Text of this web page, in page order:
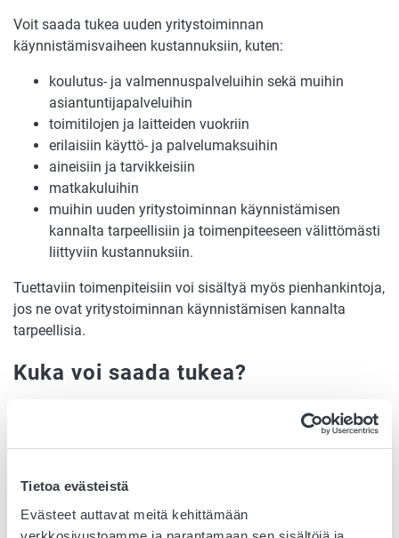
Tietoa evästeistä
Evästeet auttavat meitä kehittämään
Voit saada tukea uuden yritystoiminnan
käynnistämisvaiheen kustannuksiin, kuten:
koulutus- ja valmennuspalveluihin sekä muihin
asiantuntijapalveluihin
toimitilojen ja laitteiden vuokriin
erilaisiin käyttö- ja palvelumaksuihin
aineisiin ja tarvikkeisiin
matkakuluihin
muihin uuden yritystoiminnan käynnistämisen
kannalta tarpeellisiin ja toimenpiteeseen välittömästi
liittyviin kustannuksiin.
Tuettaviin toimenpiteisiin voi sisältyä myös pienhankintoja,
jos ne ovat yritystoiminnan käynnistämisen kannalta
tarpeellisia.
Kuka voi saada tukea?
Tuenhakijana voi olla maatila, jolla on y-tunnus ja joka on
Tuen määrä